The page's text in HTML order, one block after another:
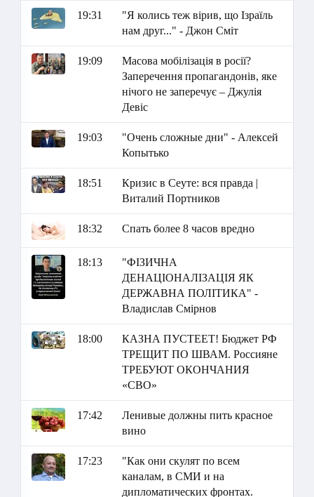
19:31
"Я колись теж вірив, що Ізраїль
нам друг..." - Джон Сміт
19:09
Масова мобілізація в росії?
Заперечення пропагандонів, яке
нічого не заперечує – Джулія
Девіс
19:03
"Очень сложные дни" - Алексей
Копытько
18:51
Кризис в Сеуте: вся правда |
Виталий Портников
18:32 Спать более 8 часов вредно
18:13
"ФІЗИЧНА
ДЕНАЦІОНАЛІЗАЦІЯ ЯК
ДЕРЖАВНА ПОЛІТИКА" -
Владислав Смірнов
18:00
КАЗНА ПУСТЕЕТ! Бюджет РФ
ТРЕЩИТ ПО ШВАМ. Россияне
ТРЕБУЮТ ОКОНЧАНИЯ
«СВО»
17:42
Ленивые должны пить красное
вино
17:23
"Как они скулят по всем
каналам, в СМИ и на
дипломатических фронтах.